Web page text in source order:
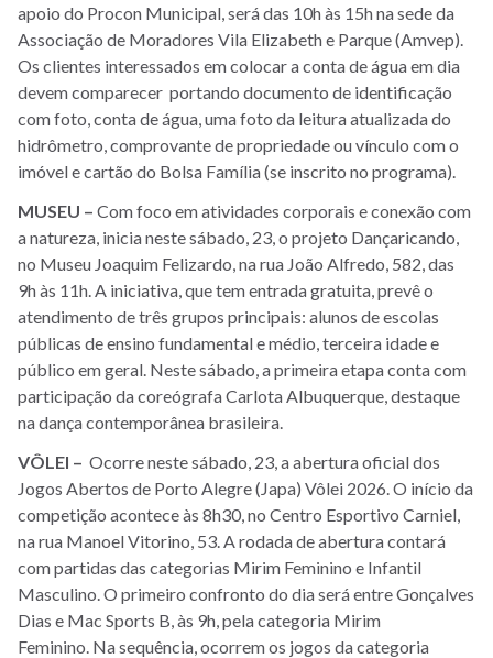
apoio do Procon Municipal, será das 10h às 15h na sede da
Associação de Moradores Vila Elizabeth e Parque (Amvep).
Os clientes interessados em colocar a conta de água em dia
devem comparecer portando documento de identificação
com foto, conta de água, uma foto da leitura atualizada do
hidrômetro, comprovante de propriedade ou vínculo com o
imóvel e cartão do Bolsa Família (se inscrito no programa).
MUSEU – Com foco em atividades corporais e conexão com
a natureza, inicia neste sábado, 23, o projeto Dançaricando,
no Museu Joaquim Felizardo, na rua João Alfredo, 582, das
9h às 11h. A iniciativa, que tem entrada gratuita, prevê o
atendimento de três grupos principais: alunos de escolas
públicas de ensino fundamental e médio, terceira idade e
público em geral. Neste sábado, a primeira etapa conta com
participação da coreógrafa Carlota Albuquerque, destaque
na dança contemporânea brasileira.
VÔLEI – Ocorre neste sábado, 23, a abertura oficial dos
Jogos Abertos de Porto Alegre (Japa) Vôlei 2026. O início da
competição acontece às 8h30, no Centro Esportivo Carniel,
na rua Manoel Vitorino, 53. A rodada de abertura contará
com partidas das categorias Mirim Feminino e Infantil
Masculino. O primeiro confronto do dia será entre Gonçalves
Dias e Mac Sports B, às 9h, pela categoria Mirim
Feminino. Na sequência, ocorrem os jogos da categoria